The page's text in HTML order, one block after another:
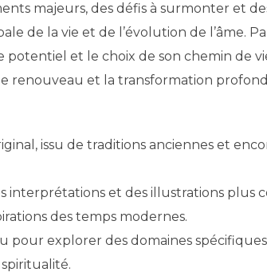
majeurs, des défis à surmonter et
de la vie et de l’évolution de l’âme.
et le choix de son chemin de
renouveau et la transformation
issu de traditions anciennes et
interprétations et des illustrations plus
des temps modernes.
pour explorer des domaines
spiritualité.